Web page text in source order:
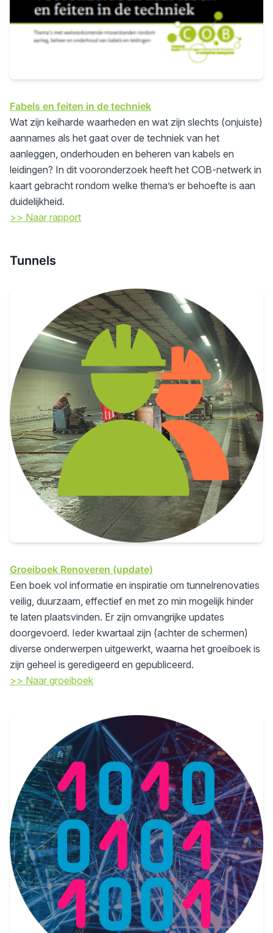
Fabels en feiten in de techniek
Wat zijn keiharde waarheden en wat zijn slechts (onjuiste)
aannames als het gaat over de techniek van het
aanleggen, onderhouden en beheren van kabels en
leidingen? In dit vooronderzoek heeft het COB-netwerk in
kaart gebracht rondom welke thema’s er behoefte is aan
duidelijkheid.
>> Naar rapport
Tunnels
Groeiboek Renoveren (update)
Een boek vol informatie en inspiratie om tunnelrenovaties
veilig, duurzaam, effectief en met zo min mogelijk hinder
te laten plaatsvinden. Er zijn omvangrijke updates
doorgevoerd. Ieder kwartaal zijn (achter de schermen)
diverse onderwerpen uitgewerkt, waarna het groeiboek is
zijn geheel is geredigeerd en gepubliceerd.
>> Naar groeiboek